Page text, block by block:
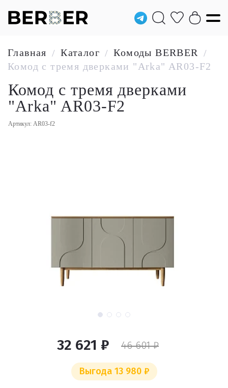
Главная / Каталог / Комоды BERBER /
Комод с тремя дверками "Arka" AR03-F2
Комод с тремя дверками
"Arka" AR03-F2
Артикул: AR03-f2
32 621 ₽ 46 601 ₽
Выгода 13 980 ₽